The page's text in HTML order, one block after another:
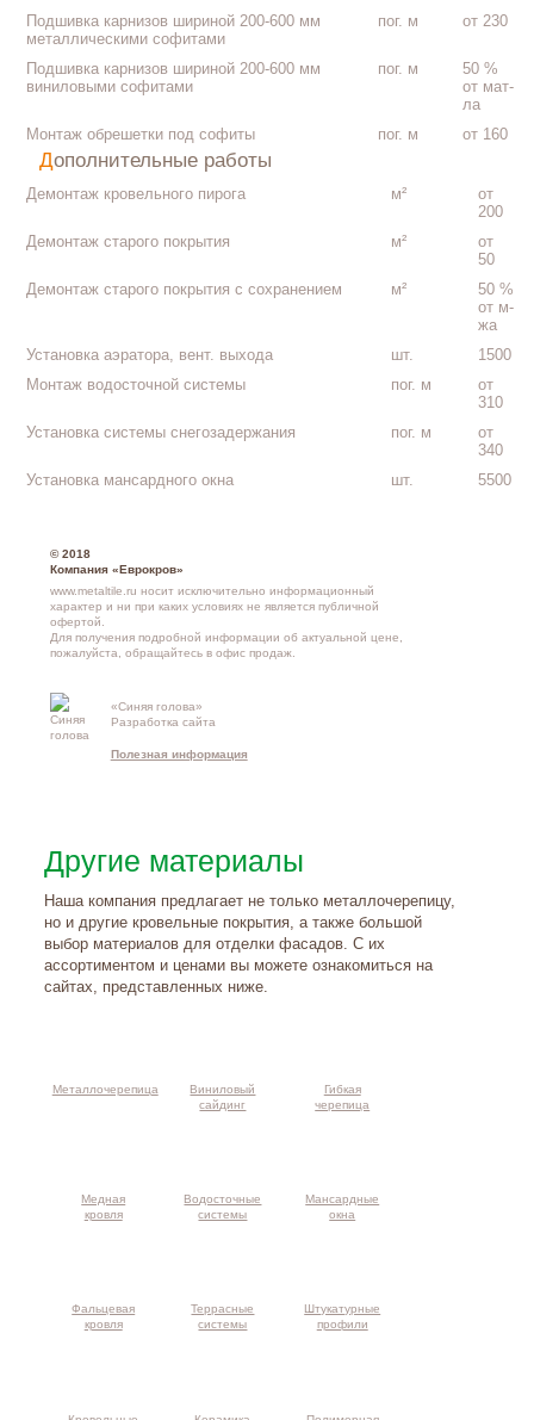
Подшивка карнизов шириной 200-600 мм
металлическими софитами
пог. м от 230
Подшивка карнизов шириной 200-600 мм
виниловыми софитами
пог. м
50 %
от мат-
ла
Монтаж обрешетки под софиты
пог. м от 160
Дополнительные работы
Демонтаж кровельного пирога м²
от
200
Демонтаж старого покрытия
м²
от
50
Демонтаж старого покрытия с сохранением
м²
50 %
от м-
жа
Установка аэратора, вент. выхода
шт.
1500
Монтаж водосточной системы
пог. м
от
310
Установка системы снегозадержания
пог. м
от
340
Установка мансардного окна
шт. 5500
© 2018
Компания «Еврокров»
www.metaltile.ru носит исключительно информационный
характер и ни при каких условиях не является публичной
офертой.
Для получения подробной информации об актуальной цене,
пожалуйста, обращайтесь в офис продаж.
«Синяя голова»
Разработка сайта
Полезная информация
Другие материалы
Наша компания предлагает не только металлочерепицу,
но и другие кровельные покрытия, а также большой
выбор материалов для отделки фасадов. С их
ассортиментом и ценами вы можете ознакомиться на
сайтах, представленных ниже.
Металлочерепица
Виниловый
сайдинг
Гибкая
черепица
Медная
кровля
Водосточные
системы
Мансардные
окна
Фальцевая
кровля
Террасные
системы
Штукатурные
профили